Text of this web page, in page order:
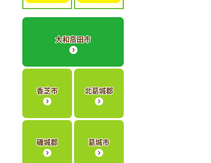
大和高田市
香芝市 北葛城郡
磯城郡 葛城市